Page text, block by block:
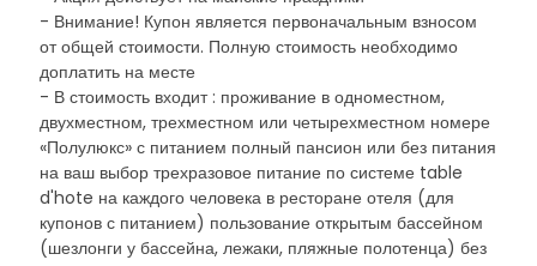
- Внимание! Купон является первоначальным взносом
от общей стоимости. Полную стоимость необходимо
доплатить на месте
- В стоимость входит : проживание в одноместном,
двухместном, трехместном или четырехместном номере
«Полулюкс» с питанием полный пансион или без питания
на ваш выбор трехразовое питание по системе table
d'hote на каждого человека в ресторане отеля (для
купонов с питанием) пользование открытым бассейном
(шезлонги у бассейна, лежаки, пляжные полотенца) без